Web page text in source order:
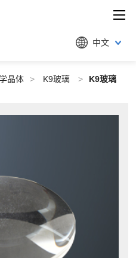
中文
晶体 > K9玻璃 > K9玻璃